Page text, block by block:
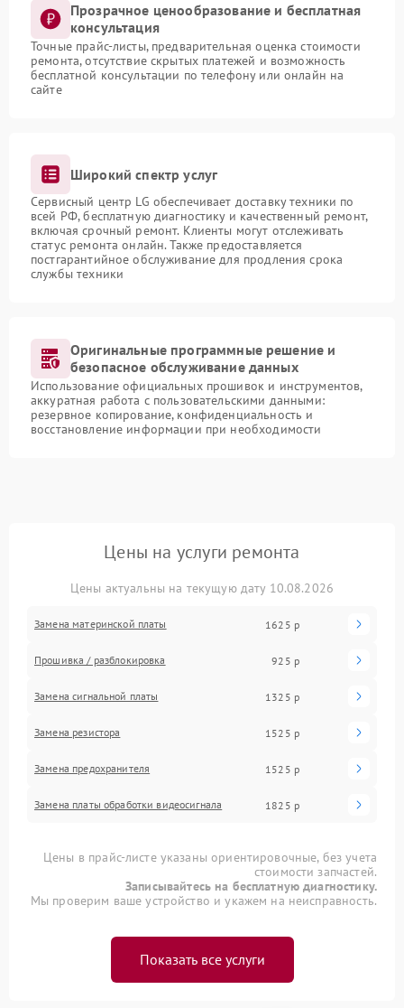
Прозрачное ценообразование и бесплатная
консультация
Точные прайс-листы, предварительная оценка стоимости
ремонта, отсутствие скрытых платежей и возможность
бесплатной консультации по телефону или онлайн на
сайте
Широкий спектр услуг
Сервисный центр LG обеспечивает доставку техники по
всей РФ, бесплатную диагностику и качественный ремонт,
включая срочный ремонт. Клиенты могут отслеживать
статус ремонта онлайн. Также предоставляется
постгарантийное обслуживание для продления срока
службы техники
Оригинальные программные решение и
безопасное обслуживание данных
Использование официальных прошивок и инструментов,
аккуратная работа с пользовательскими данными:
резервное копирование, конфиденциальность и
восстановление информации при необходимости
Цены на услуги ремонта
Цены актуальны на текущую дату 10.08.2026
Замена материнской платы 1625 р
Прошивка / разблокировка 925 р
Замена сигнальной платы 1325 р
Замена резистора 1525 р
Замена предохранителя 1525 р
Замена платы обработки видеосигнала 1825 р
Цены в прайс-листе указаны ориентировочные, без учета
стоимости запчастей.
Записывайтесь на бесплатную диагностику.
Мы проверим ваше устройство и укажем на неисправность.
Показать все услуги